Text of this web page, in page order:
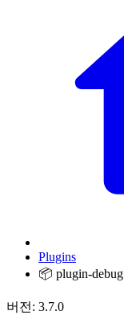
Plugins
📦 plugin-debug
버전: 3.7.0